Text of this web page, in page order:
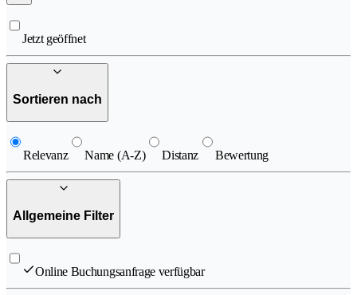
Jetzt geöffnet
Sortieren nach
Relevanz Name (A-Z) Distanz Bewertung
Allgemeine Filter
Online Buchungsanfrage verfügbar